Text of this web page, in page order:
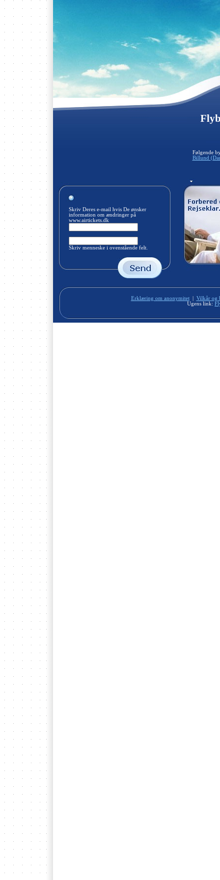
Følgende
Billund
Skriv Deres e-mail hvis De ønsker
information om ændringer på
www.airtickets.dk
Skriv menneske i ovenstående felt.
Erklæring om anonymitet| Vilkår og
Ugens link: